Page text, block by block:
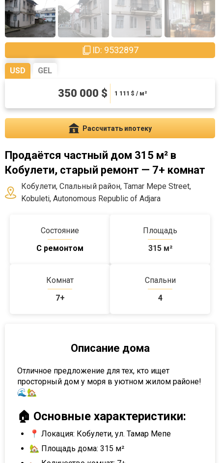
ID: 9532897
USD GEL
350 000 $ 1 111 $ / м²
945000 ₾ 3000 ₾ / м²
Рассчитать ипотеку
Продаётся частный дом 315 м² в
Кобулети, старый ремонт — 7+ комнат
Кобулети, Спальный район, Tamar Mepe Street,
Kobuleti, Autonomous Republic of Adjara
Состояние
С ремонтом
Площадь
315м²
Комнат
7+
Спальни
4
Описание дома
Отличное предложение для тех, кто ищет
просторный дом у моря в уютном жилом районе!
🌊🏡
🏠 Основные характеристики:
📍 Локация: Кобулети, ул. Тамар Мепе
🏡 Площадь дома: 315 м²